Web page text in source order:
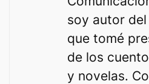
soy autor
que tomé
de los
y novelas.